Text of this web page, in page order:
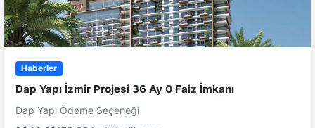
Haberler
Dap Yapı İzmir Projesi 36 Ay 0 Faiz İmkanı
Dap Yapı Ödeme Seçeneği